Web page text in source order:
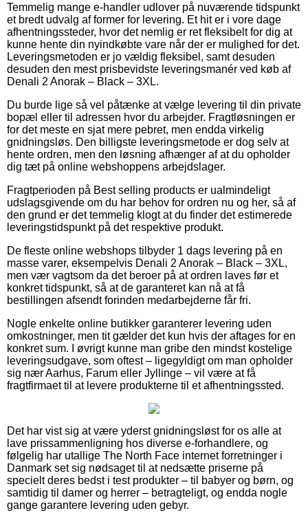
Temmelig mange e-handler udlover på nuværende tidspunkt
et bredt udvalg af former for levering. Et hit er i vore dage
afhentningssteder, hvor det nemlig er ret fleksibelt for dig at
kunne hente din nyindkøbte vare når der er mulighed for det.
Leveringsmetoden er jo vældig fleksibel, samt desuden
desuden den mest prisbevidste leveringsmanér ved køb af
Denali 2 Anorak – Black – 3XL.
Du burde lige så vel påtænke at vælge levering til din private
bopæl eller til adressen hvor du arbejder. Fragtløsningen er
for det meste en sjat mere pebret, men endda virkelig
gnidningsløs. Den billigste leveringsmetode er dog selv at
hente ordren, men den løsning afhænger af at du opholder
dig tæt på online webshoppens arbejdslager.
Fragtperioden på Best selling products er ualmindeligt
udslagsgivende om du har behov for ordren nu og her, så af
den grund er det temmelig klogt at du finder det estimerede
leveringstidspunkt på det respektive produkt.
De fleste online webshops tilbyder 1 dags levering på en
masse varer, eksempelvis Denali 2 Anorak – Black – 3XL,
men vær vagtsom da det beroer på at ordren laves før et
konkret tidspunkt, så at de garanteret kan nå at få
bestillingen afsendt forinden medarbejderne får fri.
Nogle enkelte online butikker garanterer levering uden
omkostninger, men tit gælder det kun hvis der aftages for en
konkret sum. I øvrigt kunne man gribe den mindst kostelige
leveringsudgave, som oftest – ligegyldigt om man opholder
sig nær Aarhus, Farum eller Jyllinge – vil være at få
fragtfirmaet til at levere produkterne til et afhentningssted.
Det har vist sig at være yderst gnidningsløst for os alle at
lave prissammenligning hos diverse e-forhandlere, og
følgelig har utallige The North Face internet forretninger i
Danmark set sig nødsaget til at nedsætte priserne på
specielt deres bedst i test produkter – til babyer og børn, og
samtidig til damer og herrer – betragteligt, og endda nogle
gange garantere levering uden gebyr.